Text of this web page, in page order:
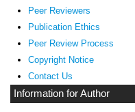
Peer Reviewers
Publication Ethics
Peer Review Process
Copyright Notice
Contact Us
Information for Author